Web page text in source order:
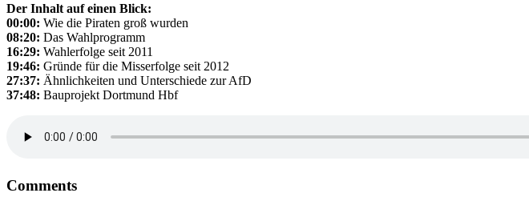
Der Inhalt auf einen Blick:
00:00: Wie die Piraten groß wurden
08:20: Das Wahlprogramm
16:29: Wahlerfolge seit 2011
19:46: Gründe für die Misserfolge seit 2012
27:37: Ähnlichkeiten und Unterschiede zur AfD
37:48: Bauprojekt Dortmund Hbf
Comments